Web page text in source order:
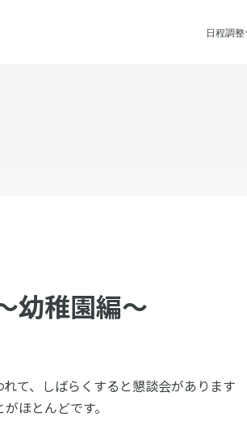
日程調
幼稚園編〜
て、しばらくすると懇談会があります
ほとんどです。